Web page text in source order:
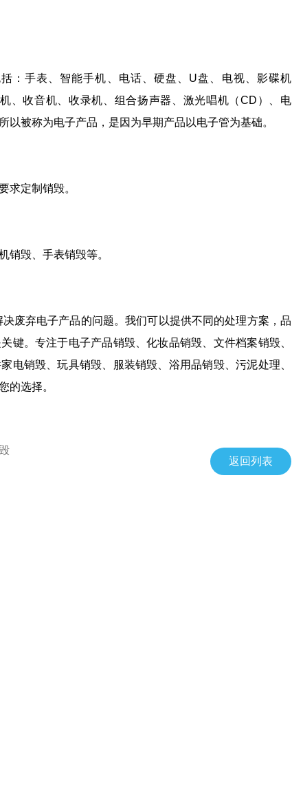
：手表、智能手机、电话、硬盘、U盘、电视、影碟机
、收音机、收录机、组合扬声器、激光唱机（CD）、电
以被称为电子产品，是因为早期产品以电子管为基础。
求定制销毁。
销毁、手表销毁等。
废弃电子产品的问题。我们可以提供不同的处理方案，品
键。专注于电子产品销毁、化妆品销毁、文件档案销毁、
电销毁、玩具销毁、服装销毁、浴用品销毁、污泥处理、
的选择。
返回列表